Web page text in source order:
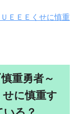
ＥＥＥくせに慎重
重勇者～
せに慎重す